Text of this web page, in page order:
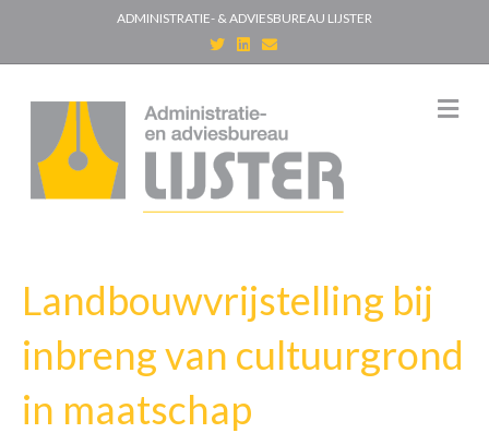
ADMINISTRATIE- & ADVIESBUREAU LIJSTER
T
w
i
e
r
n
d
i
n
E
m
a
M
e
Landbouwvrijstelling bij
inbreng van cultuurgrond
in maatschap